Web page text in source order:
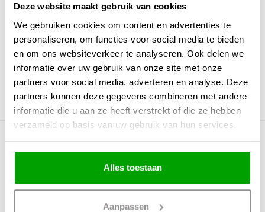
Deze website maakt gebruik van cookies
We gebruiken cookies om content en advertenties te
personaliseren, om functies voor social media te bieden
en om ons websiteverkeer te analyseren. Ook delen we
informatie over uw gebruik van onze site met onze
partners voor social media, adverteren en analyse. Deze
partners kunnen deze gegevens combineren met andere
informatie die u aan ze heeft verstrekt of die ze hebben
verzameld op basis van uw gebruik van hun services.
Alles toestaan
Aanpassen
Verstelbaar in hoogte
Ja
Doorsnee kapje
16 cm
Garantie
2 jaar
Levertoestand
Deels gemonteerd
Inclusief snoer & stekker
Ja
Beveiligingsklasse IP
IP20 Stofdicht
Meer producten uit deze serie